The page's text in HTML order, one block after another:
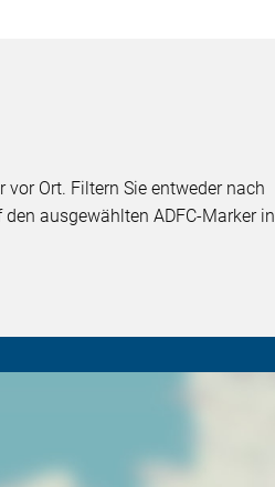
Ort. Filtern Sie entweder nach
ausgewählten ADFC-Marker in